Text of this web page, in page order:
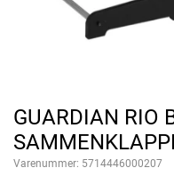
GUARDIAN RIO
Varenummer: 5714446000207